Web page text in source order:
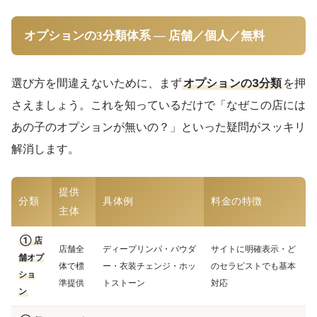
オプションの3分類体系 — 店舗／個人／無料
選び方を間違えないために、まずオプションの3分類を押
さえましょう。これを知っているだけで「なぜこの店には
あの子のオプションが無いの？」といった疑問がスッキリ
解消します。
分類
提供
主体
具体例 料金の特徴
① 店
舗オプ
ショ
ン
店舗全
体で標
準提供
ディープリンパ・パウダ
ー・衣装チェンジ・ホッ
トストーン
サイトに明確表示・ど
のセラピストでも基本
対応